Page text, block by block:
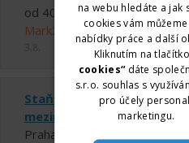
od 40000 ,- Kč do 45000 ,-
Mark2 Corporation Czech a.s.
Staňte se součástí
mezinárodní školu v Praze
Praha
na webu hledáte a jak
cookies vám
nabídky práce a další
Kliknutím na
cookies“ dáte
s.r.o. souhlas s
pro účely
marketingu.